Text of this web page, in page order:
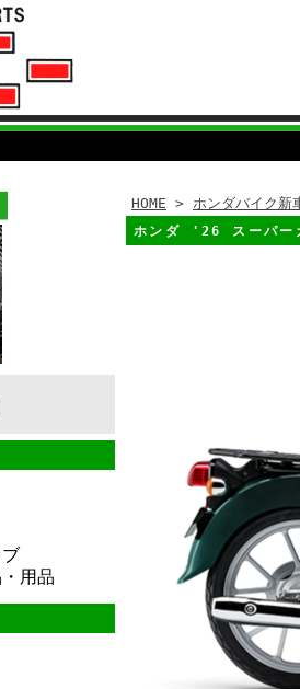
ブ
・用品
HOME > ホンダバイク新
ホンダ '26 スーパー